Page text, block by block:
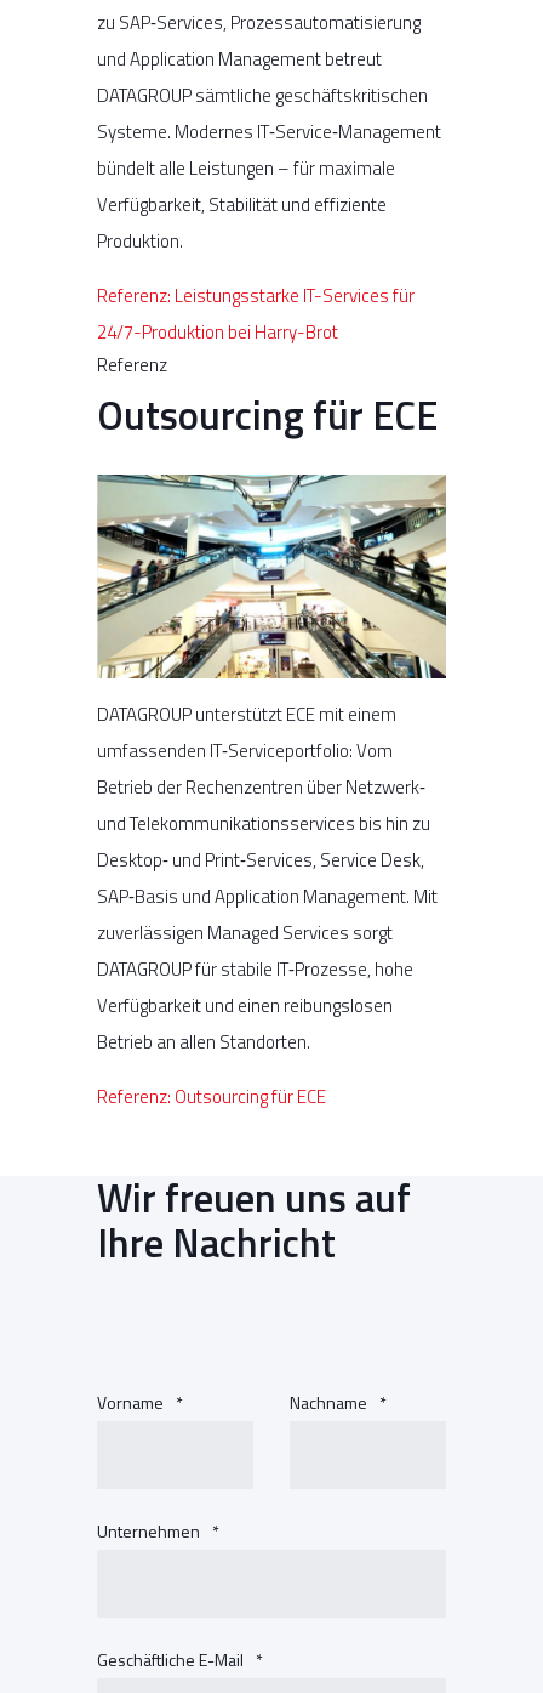
zu SAP‑Services, Prozessautomatisierung
und Application Management betreut
DATAGROUP sämtliche geschäftskritischen
Systeme. Modernes IT‑Service‑Management
bündelt alle Leistungen – für maximale
Verfügbarkeit, Stabilität und effiziente
Produktion.
Referenz: Leistungsstarke IT-Services für
24/7-Produktion bei Harry-Brot
Referenz
Outsourcing für ECE
DATAGROUP unterstützt ECE mit einem
umfassenden IT‑Serviceportfolio: Vom
Betrieb der Rechenzentren über Netzwerk‑
und Telekommunikationsservices bis hin zu
Desktop‑ und Print‑Services, Service Desk,
SAP‑Basis und Application Management. Mit
zuverlässigen Managed Services sorgt
DATAGROUP für stabile IT‑Prozesse, hohe
Verfügbarkeit und einen reibungslosen
Betrieb an allen Standorten.
Referenz: Outsourcing für ECE
Wir freuen uns auf
Ihre Nachricht
Vorname * Nachname *
Unternehmen *
Geschäftliche E-Mail *